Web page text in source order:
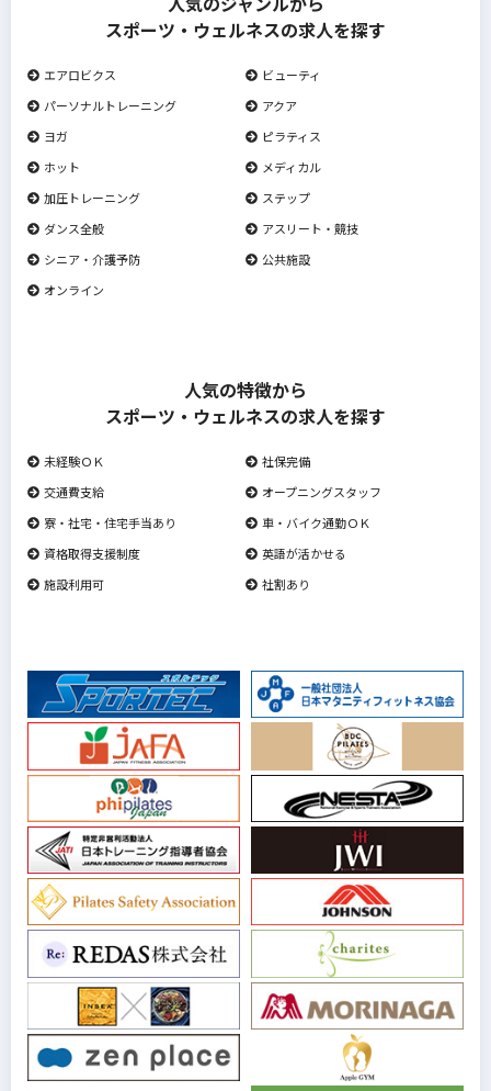
スポーツ・ウェルネスの求人を探す
エアロビクス
ビューティ
パーソナルトレーニング
アクア
ヨガ
ピラティス
ホット
メディカル
加圧トレーニング
ステップ
ダンス全般
アスリート・競技
シニア・介護予防
公共施設
オンライン
人気の特徴から
スポーツ・ウェルネスの求人を探す
未経験ＯＫ
社保完備
交通費支給
オープニングスタッフ
寮・社宅・住宅手当あり
車・バイク通勤ＯＫ
資格取得支援制度
英語が活かせる
施設利用可
社割あり